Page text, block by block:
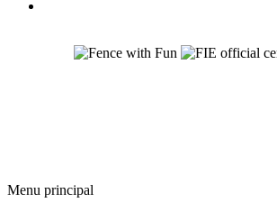
Menu principal